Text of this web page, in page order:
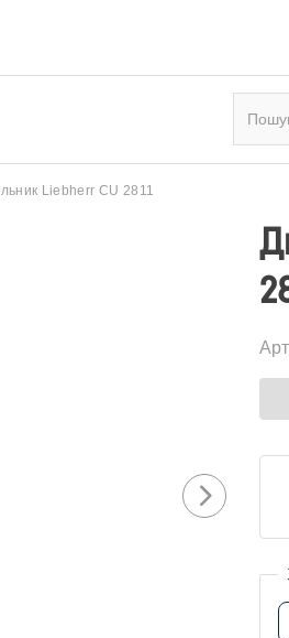
Liebherr CU 2811